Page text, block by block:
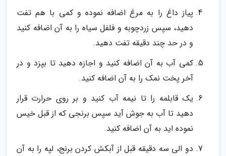
پیاز داغ را به مرغ اضافه نموده و کمی با هم تفت
دهید، سپس زردچوبه و فلفل سیاه را به آن اضافه کنید
و در حد چند دقیقه تفت دهید.
کمی آب به آن اضافه کنید و اجازه دهید تا بپزد و در
آخر پخت نمک را به آن اضافه کنید.
یک قابلمه را تا نیمه آب کنید و بر روی حرارت قرار
دهید تا آب به جوش آید سپس برنجی که از قبل خیس
نموده اید به آن اضافه کنید.
دو الی سه دقیقه قبل از آبکش کردن برنج، لپه را به آن